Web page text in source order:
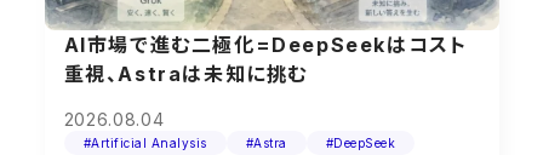
AI市場で進む二極化=DeepSeekはコスト
重視、Astraは未知に挑む
2026.08.04
#Artificial Analysis #Astra
#DeepSeek